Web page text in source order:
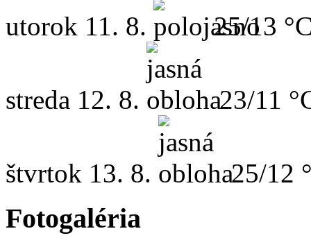
utorok 11. 8. 25/13
streda 12. 8. 23/11
štvrtok 13. 8. 25/12
Fotogaléria